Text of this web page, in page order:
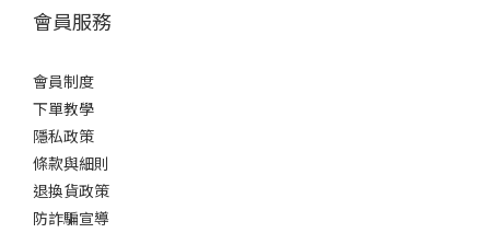
會員服務
會員制度
下單教學
隱私政策
條款與細則
退換貨政策
防詐騙宣導